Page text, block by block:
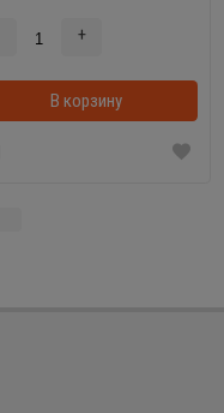
+
В корзину